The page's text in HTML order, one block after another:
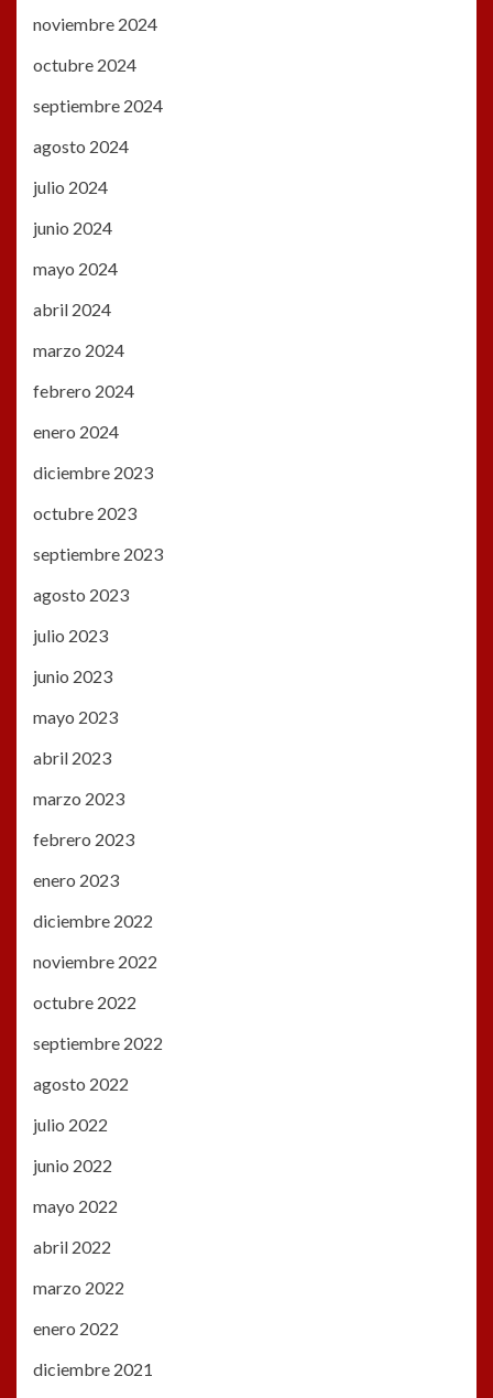
noviembre 2024
octubre 2024
septiembre 2024
agosto 2024
julio 2024
junio 2024
mayo 2024
abril 2024
marzo 2024
febrero 2024
enero 2024
diciembre 2023
octubre 2023
septiembre 2023
agosto 2023
julio 2023
junio 2023
mayo 2023
abril 2023
marzo 2023
febrero 2023
enero 2023
diciembre 2022
noviembre 2022
octubre 2022
septiembre 2022
agosto 2022
julio 2022
junio 2022
mayo 2022
abril 2022
marzo 2022
enero 2022
diciembre 2021